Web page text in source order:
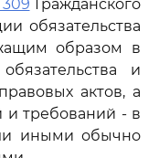
309 Гражданского
обязательства
образом в
и
актов, а
и требований - в
иными обычно